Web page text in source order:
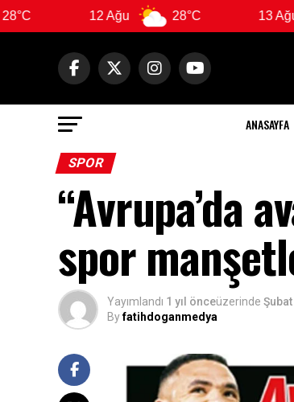
12 Ağu 28°C 13 Ağu
ANASAYFA
SPOR
“Avrupa’da
spor
Yayımlandı 1 yıl önceüzerinde
Byfatihdoganmedya